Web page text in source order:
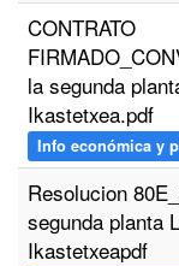
CONTRATO
la segunda
Ikastetxea.pdf
Info económica y
Resolucion
segunda planta
Ikastetxeapdf